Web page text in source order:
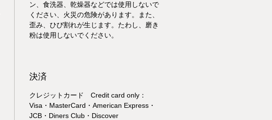
ン、食洗器、乾燥器などでは使用しないで
ください、火災の危険があります。また、
歪み、ひび割れが生じます。たわし、磨き
粉は使用しないでください。
決済
クレジットカード Credit card only：
Visa・MasterCard・American Express・
JCB・Diners Club・Discover